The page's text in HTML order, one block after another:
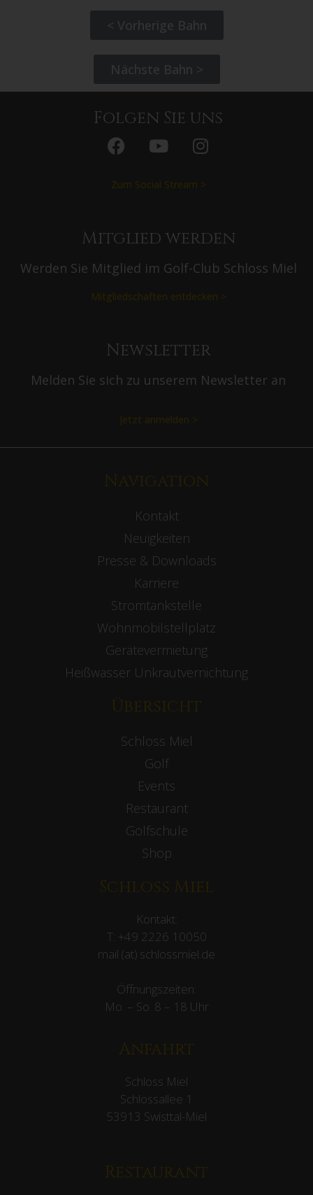
< Vorherige Bahn
Nächste Bahn >
Folgen Sie uns
Zum Social Stream >
Mitglied werden
Werden Sie Mitglied im Golf-Club Schloss Miel
Mitgliedschaften entdecken >
Newsletter
Melden Sie sich zu unserem Newsletter an
Jetzt anmelden >
Navigation
Kontakt
Neuigkeiten
Presse & Downloads
Karriere
Stromtankstelle
Wohnmobilstellplatz
Gerätevermietung
Heißwasser Unkrautvernichtung
Übersicht
Schloss Miel
Golf
Events
Restaurant
Golfschule
Shop
Schloss Miel
Kontakt:
T: +49 2226 10050
mail (at) schlossmiel.de
Öffnungszeiten:
Mo. – So. 8 – 18 Uhr
Anfahrt
Schloss Miel
Schlossallee 1
53913 Swisttal-Miel
Restaurant